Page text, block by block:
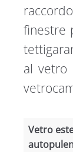
finestre
al vetro
Vetro